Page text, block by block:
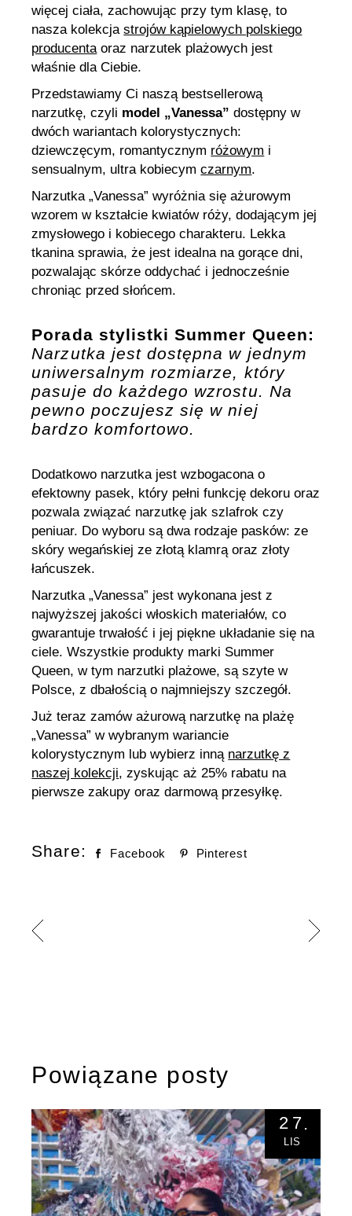
więcej ciała, zachowując przy tym klasę, to
nasza kolekcjastrojów kąpielowych polskiego
producentaoraz narzutek plażowych jest
właśnie dla Ciebie.
Przedstawiamy Ci naszą bestsellerową
narzutkę, czyli model „Vanessa” dostępny w
dwóch wariantach kolorystycznych:
dziewczęcym, romantycznym różowym i
sensualnym, ultra kobiecymczarnym.
Narzutka „Vanessa” wyróżnia się ażurowym
wzorem w kształcie kwiatów róży, dodającym jej
zmysłowego i kobiecego charakteru. Lekka
tkanina sprawia, że jest idealna na gorące dni,
pozwalając skórze oddychać i jednocześnie
chroniąc przed słońcem.
Porada stylistki Summer Queen:
Narzutka jest dostępna w jednym
uniwersalnym rozmiarze, który
pasuje do każdego wzrostu. Na
pewno poczujesz się w niej
bardzo komfortowo.
Dodatkowo narzutka jest wzbogacona o
efektowny pasek, który pełni funkcję dekoru oraz
pozwala związać narzutkę jak szlafrok czy
peniuar. Do wyboru są dwa rodzaje pasków: ze
skóry wegańskiej ze złotą klamrą oraz złoty
łańcuszek.
Narzutka „Vanessa” jest wykonana jest z
najwyższej jakości włoskich materiałów, co
gwarantuje trwałość i jej piękne układanie się na
ciele. Wszystkie produkty marki Summer
Queen, w tym narzutki plażowe, są szyte w
Polsce, z dbałością o najmniejszy szczegół.
Już teraz zamów ażurową narzutkę na plażę
„Vanessa” w wybranym wariancie
kolorystycznym lub wybierz inną narzutkę z
naszej kolekcji, zyskując aż 25% rabatu na
pierwsze zakupy oraz darmową przesyłkę.
Share: Facebook Pinterest
Powiązane posty
27
LIS